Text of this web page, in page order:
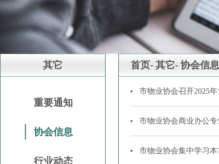
其它
重要通知
协会信息
行业动态
首页- 其它- 协会信息
市物业协会召开2025
市物业协会商业办公
市物业协会集中学习